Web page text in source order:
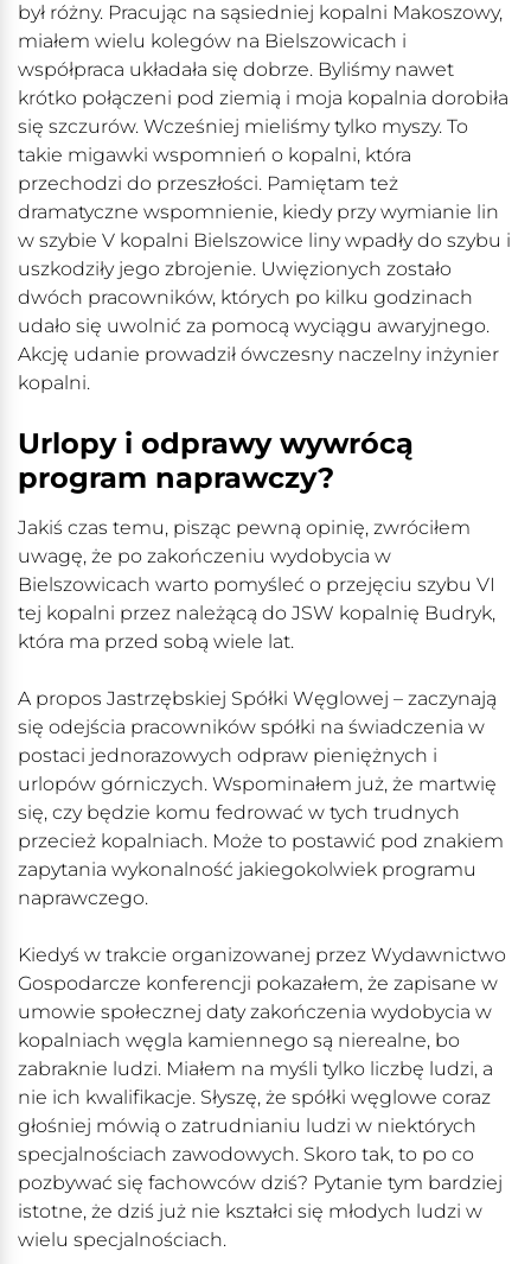
był różny. Pracując na sąsiedniej kopalni Makoszowy,
miałem wielu kolegów na Bielszowicach i
współpraca układała się dobrze. Byliśmy nawet
krótko połączeni pod ziemią i moja kopalnia dorobiła
się szczurów. Wcześniej mieliśmy tylko myszy. To
takie migawki wspomnień o kopalni, która
przechodzi do przeszłości. Pamiętam też
dramatyczne wspomnienie, kiedy przy wymianie lin
w szybie V kopalni Bielszowice liny wpadły do szybu i
uszkodziły jego zbrojenie. Uwięzionych zostało
dwóch pracowników, których po kilku godzinach
udało się uwolnić za pomocą wyciągu awaryjnego.
Akcję udanie prowadził ówczesny naczelny inżynier
kopalni.
Urlopy i odprawy wywrócą
program naprawczy?
Jakiś czas temu, pisząc pewną opinię, zwróciłem
uwagę, że po zakończeniu wydobycia w
Bielszowicach warto pomyśleć o przejęciu szybu VI
tej kopalni przez należącą do JSW kopalnię Budryk,
która ma przed sobą wiele lat.
A propos Jastrzębskiej Spółki Węglowej – zaczynają
się odejścia pracowników spółki na świadczenia w
postaci jednorazowych odpraw pieniężnych i
urlopów górniczych. Wspominałem już, że martwię
się, czy będzie komu fedrować w tych trudnych
przecież kopalniach. Może to postawić pod znakiem
zapytania wykonalność jakiegokolwiek programu
naprawczego.
Kiedyś w trakcie organizowanej przez Wydawnictwo
Gospodarcze konferencji pokazałem, że zapisane w
umowie społecznej daty zakończenia wydobycia w
kopalniach węgla kamiennego są nierealne, bo
zabraknie ludzi. Miałem na myśli tylko liczbę ludzi, a
nie ich kwalifikacje. Słyszę, że spółki węglowe coraz
głośniej mówią o zatrudnianiu ludzi w niektórych
specjalnościach zawodowych. Skoro tak, to po co
pozbywać się fachowców dziś? Pytanie tym bardziej
istotne, że dziś już nie kształci się młodych ludzi w
wielu specjalnościach.